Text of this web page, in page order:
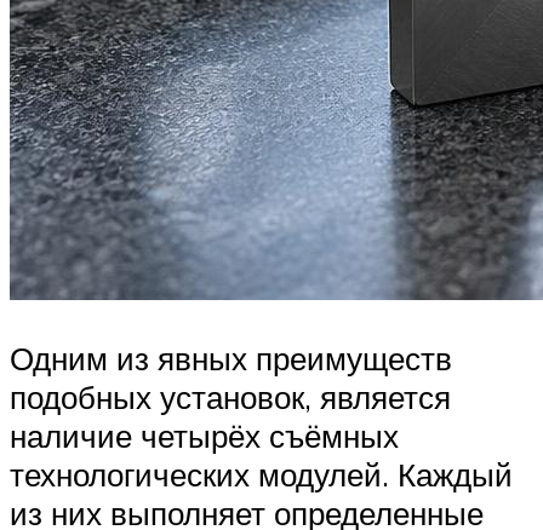
Одним из явных преимуществ
подобных установок, является
наличие четырёх съёмных
технологических модулей. Каждый
из них выполняет определенные